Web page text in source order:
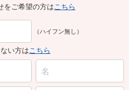
をご希望の方はこちら
（ハイフン無し）
い方はこちら